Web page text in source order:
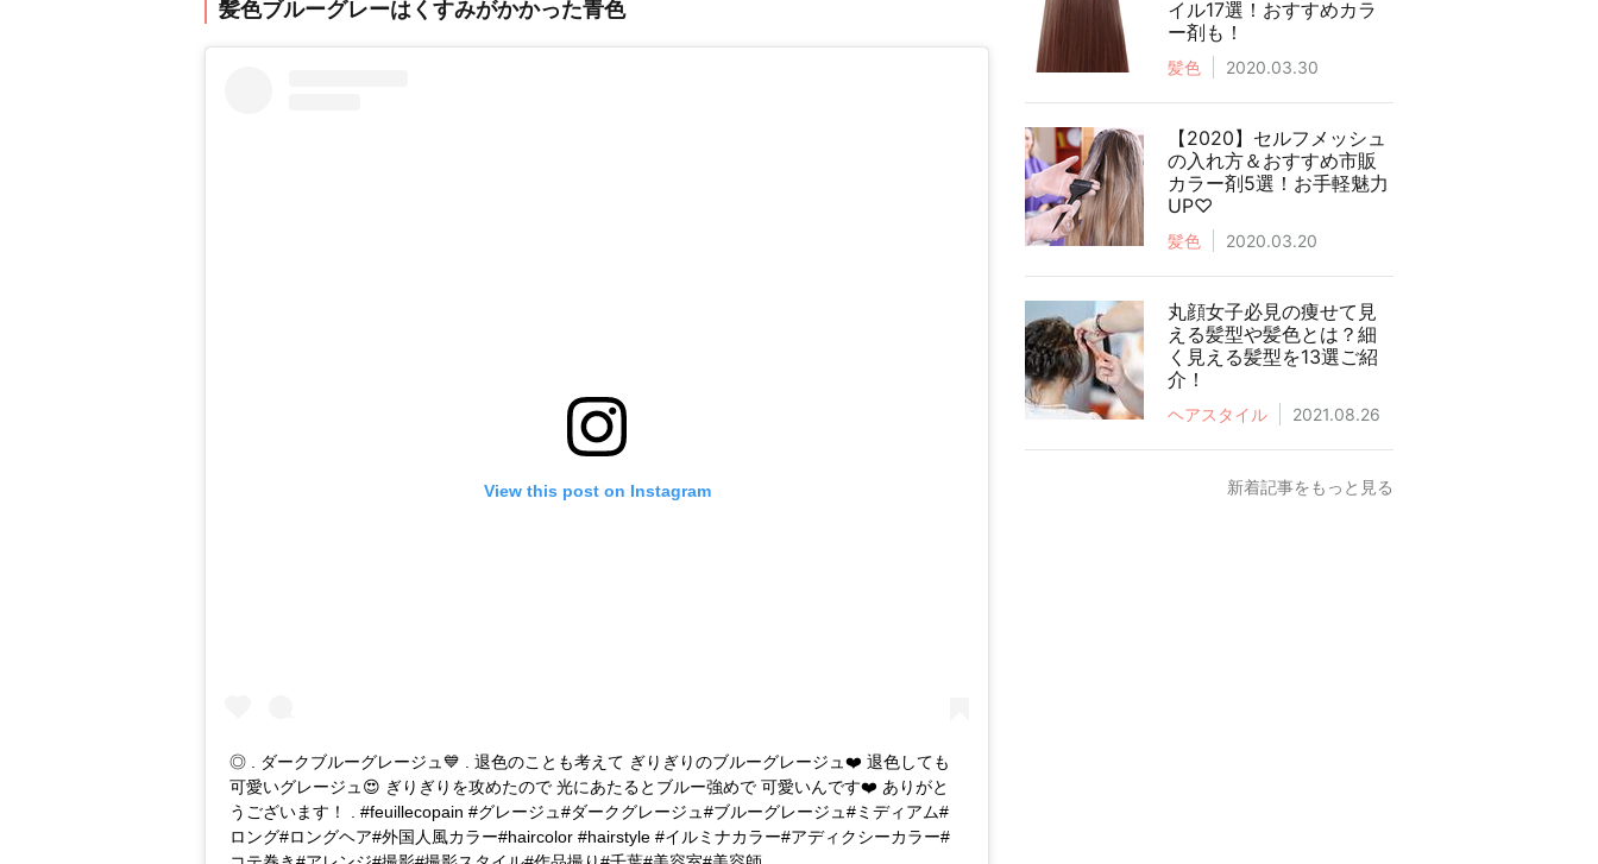
髪色ブルーグレーはくすみがかかった青色
View this post on Instagram
◎ . ダークブルーグレージュ💙 . 退色のことも考えて ぎりぎりのブルーグレージュ❤️ 退色しても
可愛いグレージュ😍 ぎりぎりを攻めたので 光にあたるとブルー強めで 可愛いんです❤️ ありがと
うございます！ . #feuillecopain #グレージュ#ダークグレージュ#ブルーグレージュ#ミディアム#
ロング#ロングヘア#外国人風カラー#haircolor #hairstyle #イルミナカラー#アディクシーカラー#
イル17選！おすすめカラ
ー剤も！
髪色 2020.03.30
【2020】セルフメッシュ
の入れ方＆おすすめ市販
カラー剤5選！お手軽魅力
UP♡
髪色 2020.03.20
丸顔女子必見の痩せて見
える髪型や髪色とは？細
く見える髪型を13選ご紹
介！
ヘアスタイル 2021.08.26
新着記事をもっと見る